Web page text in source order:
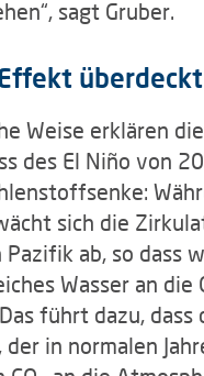
sagt Gruber.
überdeckt
Weise erklären
des El Niño von
sich die
ab, so dass
Wasser an die
führt dazu, dass
in normalen